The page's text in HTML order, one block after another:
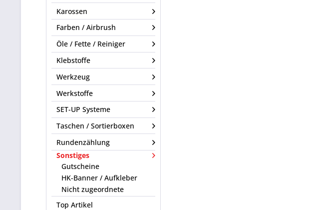
Karossen
Farben / Airbrush
Öle / Fette / Reiniger
Klebstoffe
Werkzeug
Werkstoffe
SET-UP Systeme
Taschen / Sortierboxen
Rundenzählung
Sonstiges
Gutscheine
HK-Banner / Aufkleber
Nicht zugeordnete
Top Artikel